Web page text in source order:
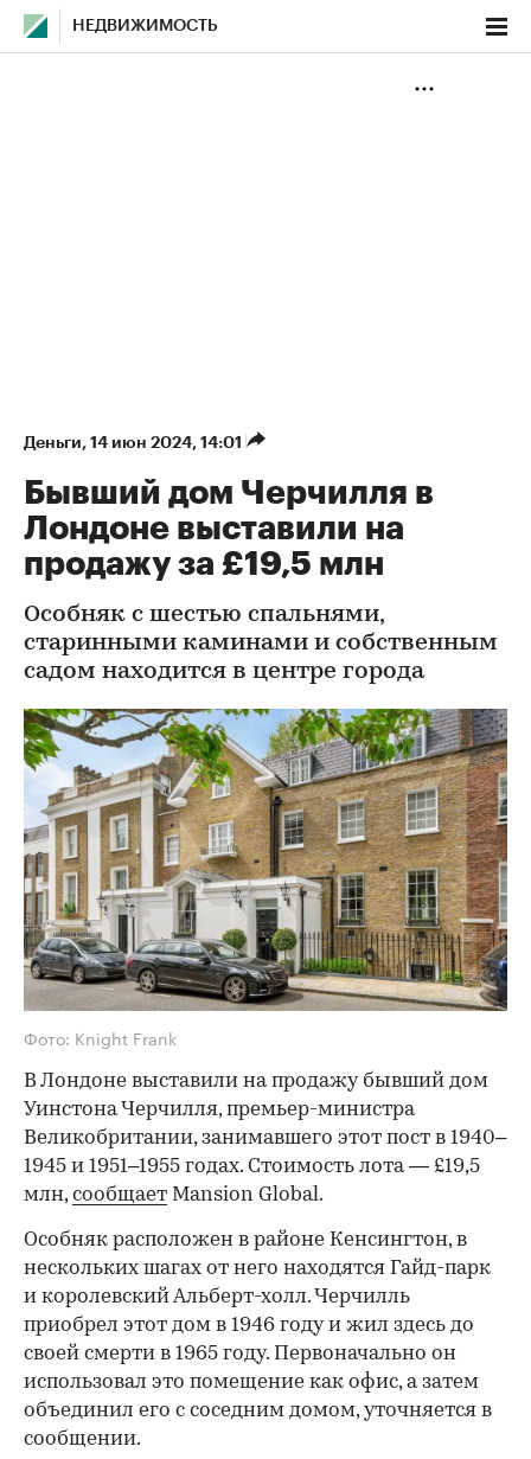
НЕДВИЖИМОСТЬ
Деньги⁠, 14 июн 2024, 14:01
Бывший дом Черчилля в
Лондоне выставили на
продажу за £19,5 млн
Особняк с шестью спальнями,
старинными каминами и собственным
садом находится в центре города
Фото: Knight Frank
В Лондоне выставили на продажу бывший дом
Уинстона Черчилля, премьер-министра
Великобритании, занимавшего этот пост в 1940–
1945 и 1951–1955 годах. Стоимость лота — £19,5
млн,сообщает Mansion Global.
Особняк расположен в районе Кенсингтон, в
нескольких шагах от него находятся Гайд-парк
и королевский Альберт-холл. Черчилль
приобрел этот дом в 1946 году и жил здесь до
своей смерти в 1965 году. Первоначально он
использовал это помещение как офис, а затем
объединил его с соседним домом, уточняется в
сообщении.